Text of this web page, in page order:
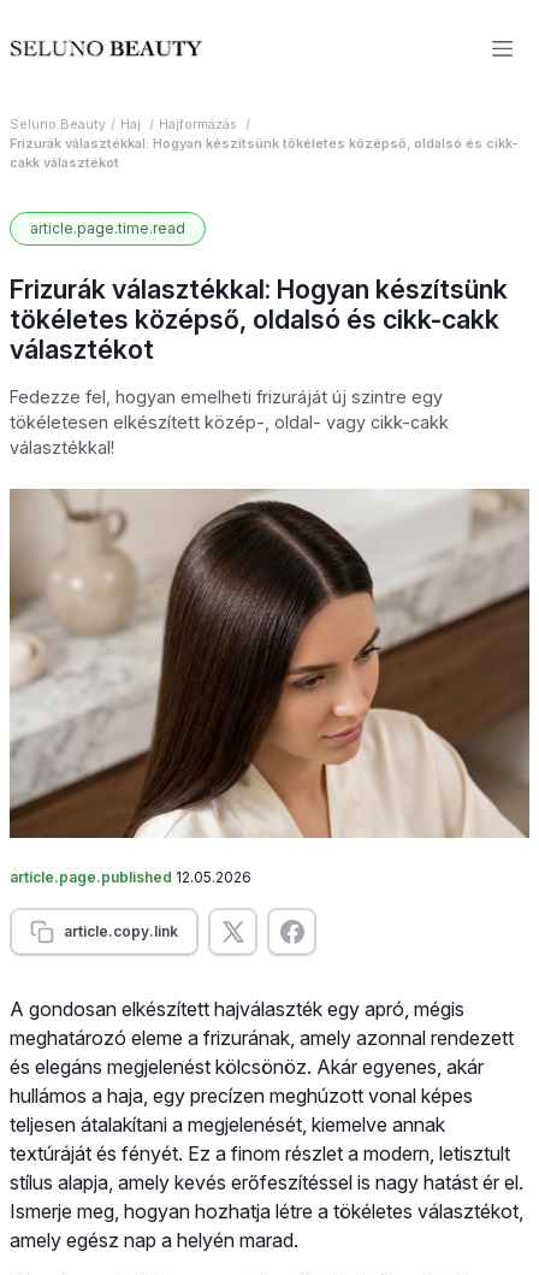
Seluno Beauty Haj
Hajformázás
Frizurák választékkal: Hogyan készítsünk tökéletes középső, oldalsó és cikk-
cakk választékot
article.page.time.read
Frizurák választékkal: Hogyan készítsünk
tökéletes középső, oldalsó és cikk-cakk
választékot
Fedezze fel, hogyan emelheti frizuráját új szintre egy
tökéletesen elkészített közép-, oldal- vagy cikk-cakk
választékkal!
article.page.published 12.05.2026
article.copy.link
A gondosan elkészített hajválaszték egy apró, mégis
meghatározó eleme a frizurának, amely azonnal rendezett
és elegáns megjelenést kölcsönöz. Akár egyenes, akár
hullámos a haja, egy precízen meghúzott vonal képes
teljesen átalakítani a megjelenését, kiemelve annak
textúráját és fényét. Ez a finom részlet a modern, letisztult
stílus alapja, amely kevés erőfeszítéssel is nagy hatást ér el.
Ismerje meg, hogyan hozhatja létre a tökéletes választékot,
amely egész nap a helyén marad.